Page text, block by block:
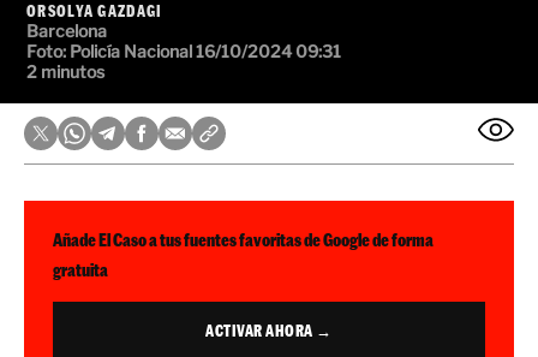
ORSOLYA GAZDAGI
Barcelona
Foto: Policía Nacional16/10/2024 09:31
2 minutos
Añade El Caso a tus fuentes favoritas de Google de forma
gratuita
ACTIVAR AHORA →